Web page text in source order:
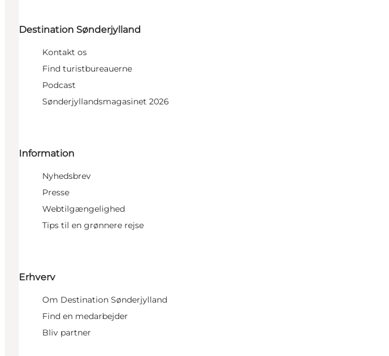
Destination Sønderjylland
Kontakt os
Find turistbureauerne
Podcast
Sønderjyllandsmagasinet 2026
Information
Nyhedsbrev
Presse
Webtilgængelighed
Tips til en grønnere rejse
Erhverv
Om Destination Sønderjylland
Find en medarbejder
Bliv partner